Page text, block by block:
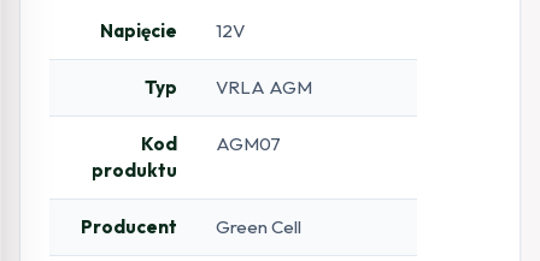
Napięcie 12V
Typ VRLA AGM
Kod
produktu
AGM07
Producent Green Cell